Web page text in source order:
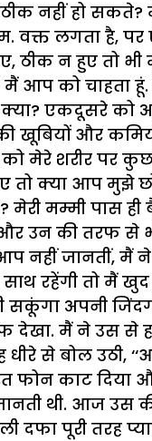
नहीं हो
वक्त लगता है, पर
ठीक न हुए तो
मैं आप को चाहता
एकदूसरे को
और
को मेरे शरीर पर
तो क्या आप मुझे
मम्मी पास ही
उन की तरफ से
नहीं जानतीं, मैं
रहेंगी तो मैं
सकूंगा अपनी
देखा. मैं ने उस से
धीरे से बोल उठी,
फोन काट दिया
थी. आज उस
दफा पूरी तरह